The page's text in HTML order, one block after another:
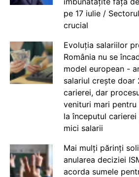
pe 17 iulie /
crucial
Evoluția salariilor
România nu se
model european -
salariul crește doar
carierei, dar
venituri mari
la începutul
mici salarii
Mai mulți părinți
anularea deciziei
acorda sumele